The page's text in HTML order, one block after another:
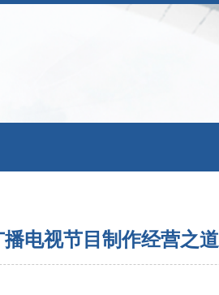
电视节目制作经营之道